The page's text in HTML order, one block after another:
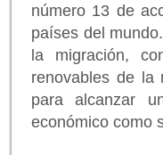
número 13 de
países del
la migración,
renovables de la
para alcanzar
económico como